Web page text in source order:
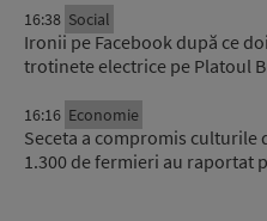
16:38 Social
Ironii pe Facebook după ce
trotinete electrice pe Platoul
16:16 Economie
Seceta a compromis culturile
1.300 de fermieri au